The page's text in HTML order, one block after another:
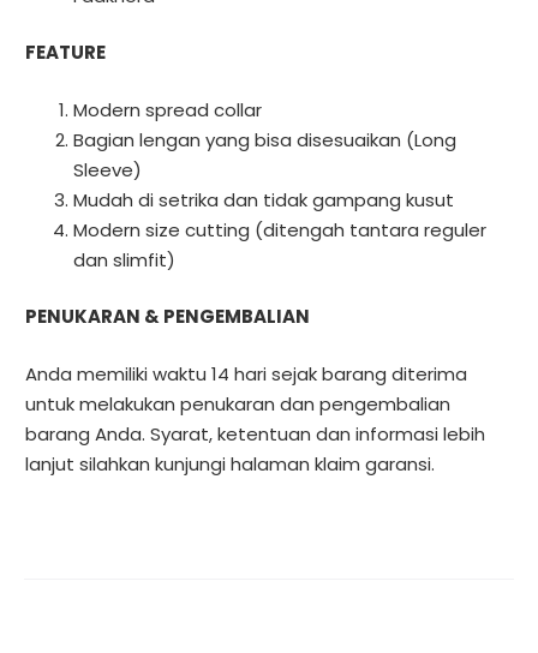
FEATURE
Modern spread collar
Bagian lengan yang bisa disesuaikan (Long
Sleeve)
Mudah di setrika dan tidak gampang kusut
Modern size cutting (ditengah tantara reguler
dan slimfit)
PENUKARAN & PENGEMBALIAN
Anda memiliki waktu 14 hari sejak barang diterima
untuk melakukan penukaran dan pengembalian
barang Anda. Syarat, ketentuan dan informasi lebih
lanjut silahkan kunjungi halaman klaim garansi.